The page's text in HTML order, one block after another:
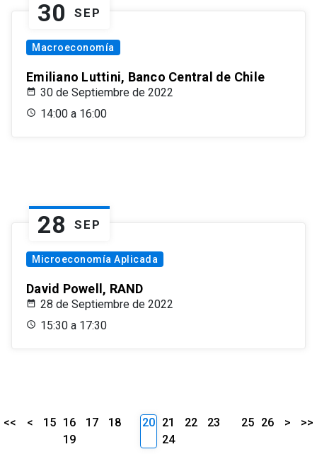
30 SEP
Macroeconomía
Emiliano Luttini, Banco Central de Chile
30 de Septiembre de 2022
14:00 a 16:00
28 SEP
Microeconomía Aplicada
David Powell, RAND
28 de Septiembre de 2022
15:30 a 17:30
<< < 15 16 17
18
19
20 21 22
23
24
25 26 > >>